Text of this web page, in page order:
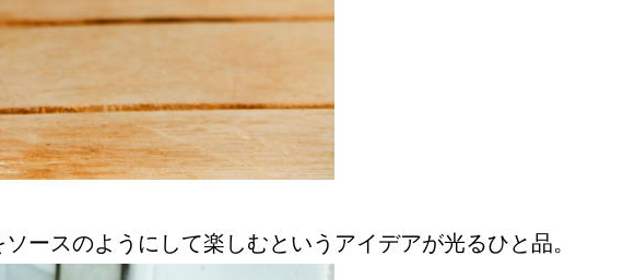
ースのようにして楽しむというアイデアが光るひと品。